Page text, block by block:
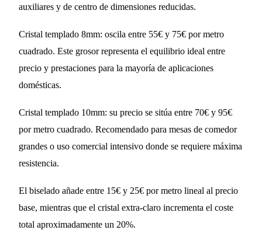
auxiliares y de centro de dimensiones reducidas.
Cristal templado 8mm: oscila entre 55€ y 75€ por metro
cuadrado. Este grosor representa el equilibrio ideal entre
precio y prestaciones para la mayoría de aplicaciones
domésticas.
Cristal templado 10mm: su precio se sitúa entre 70€ y 95€
por metro cuadrado. Recomendado para mesas de comedor
grandes o uso comercial intensivo donde se requiere máxima
resistencia.
El biselado añade entre 15€ y 25€ por metro lineal al precio
base, mientras que el cristal extra-claro incrementa el coste
total aproximadamente un 20%.